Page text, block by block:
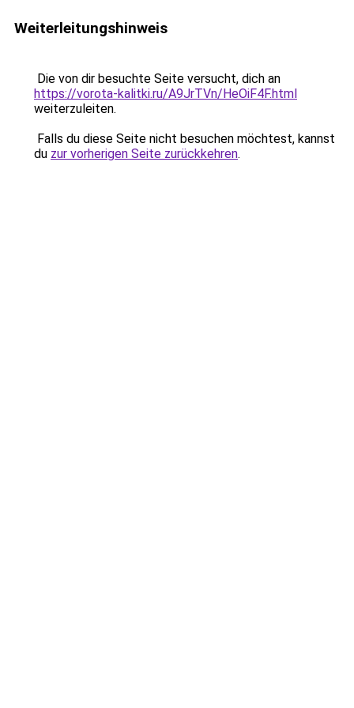
Weiterleitungshinweis
Die von dir besuchte Seite versucht, dich an
https://vorota-kalitki.ru/A9JrTVn/HeOiF4F.html
weiterzuleiten.
Falls du diese Seite nicht besuchen möchtest, kannst
du zur vorherigen Seite zurückkehren.